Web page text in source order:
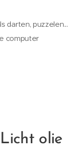
darten, puzzelen...
computer
olie